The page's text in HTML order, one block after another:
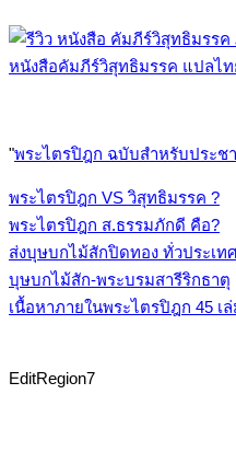
หนังสือคัมภีร์วิสุทธิมรรค แปลไท
"พระไตรปิฎก ฉบับสำหรับประช
พระไตรปิฎก VS วิสุทธิมรรค ?
พระไตรปิฎก ส.ธรรมภักดี คือ?
ส่งบุษบกไม้สักปิดทอง ทั่วประเท
บุษบกไม้สัก-พระบรมสารีริกธาตุ
เนื้อหาภายในพระไตรปิฎก 45 เ
EditRegion7